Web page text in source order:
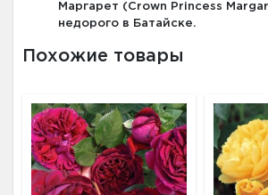
Маргарет (Crown Princess
недорого в Батайске.
Похожие товары